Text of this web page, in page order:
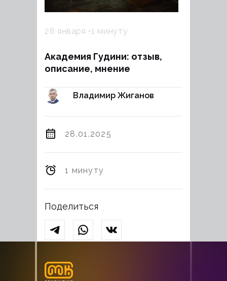
Владимир Жиганов
28.01.2025
1 минуту
Поделиться
28 января 1 минуту
Академия Гудини: отзыв,
описание, мнение